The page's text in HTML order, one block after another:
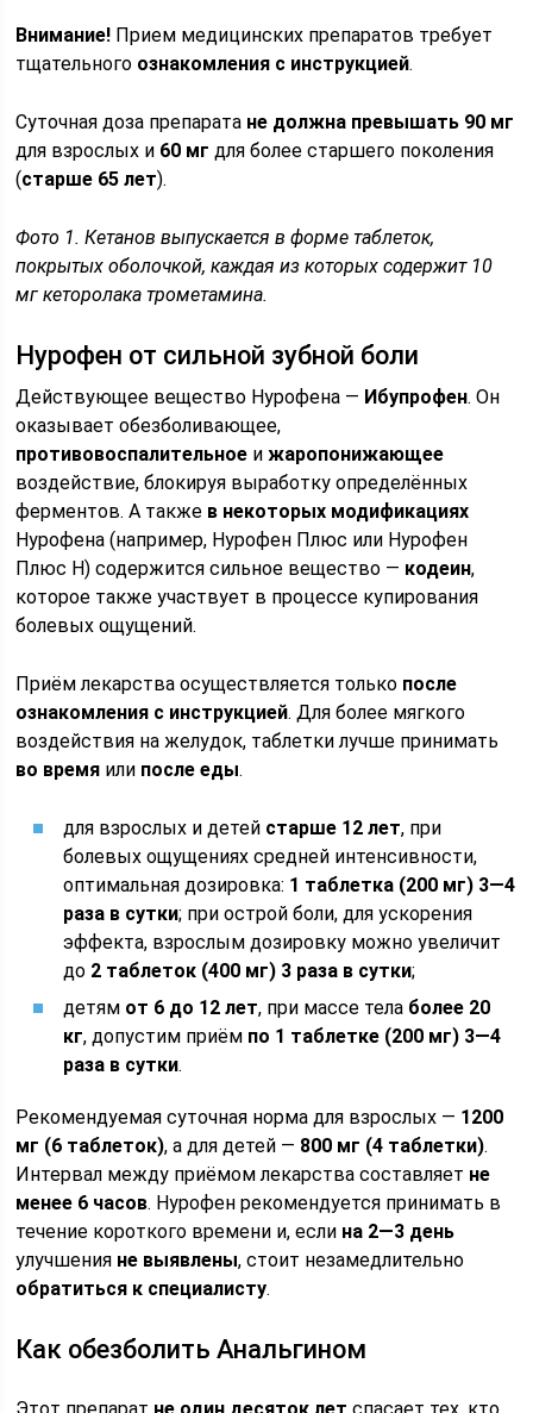
Внимание! Прием медицинских препаратов требует
тщательного ознакомления с инструкцией.
Суточная доза препарата не должна превышать 90 мг
для взрослых и 60 мг для более старшего поколения
(старше 65 лет).
Фото 1. Кетанов выпускается в форме таблеток,
покрытых оболочкой, каждая из которых содержит 10
мг кеторолака трометамина.
Нурофен от сильной зубной боли
Действующее вещество Нурофена — Ибупрофен. Он
оказывает обезболивающее,
противовоспалительное ижаропонижающее
воздействие, блокируя выработку определённых
ферментов. А также в некоторых модификациях
Нурофена (например, Нурофен Плюс или Нурофен
Плюс Н) содержится сильное вещество — кодеин,
которое также участвует в процессе купирования
болевых ощущений.
Приём лекарства осуществляется только после
ознакомления с инструкцией. Для более мягкого
воздействия на желудок, таблетки лучше принимать
во время или после еды.
для взрослых и детей старше 12 лет, при
болевых ощущениях средней интенсивности,
оптимальная дозировка: 1 таблетка (200 мг) 3—4
раза в сутки; при острой боли, для ускорения
эффекта, взрослым дозировку можно увеличит
до 2 таблеток (400 мг) 3 раза в сутки;
детям от 6 до 12 лет, при массе тела более 20
кг, допустим приём по 1 таблетке (200 мг) 3—4
раза в сутки.
Рекомендуемая суточная норма для взрослых — 1200
мг (6 таблеток), а для детей — 800 мг (4 таблетки).
Интервал между приёмом лекарства составляет не
менее 6 часов. Нурофен рекомендуется принимать в
течение короткого времени и, если на 2—3 день
улучшения не выявлены, стоит незамедлительно
обратиться к специалисту.
Как обезболить Анальгином